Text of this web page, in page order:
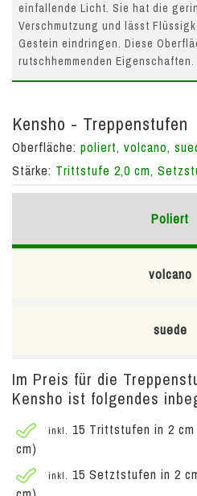
einfallende Licht. Sie hat die
Verschmutzung und lässt
Gestein eindringen. Diese
rutschhemmenden Eigenschaften.
Kensho - Treppenstufen
Oberfläche: poliert, volcano,
Stärke: Trittstufe 2,0 cm,
Poliert
volcano
suede
Im Preis für die
Kensho ist folgendes
inkl. 15 Trittstufen in 2
cm)
inkl. 15 Setztstufen in 2